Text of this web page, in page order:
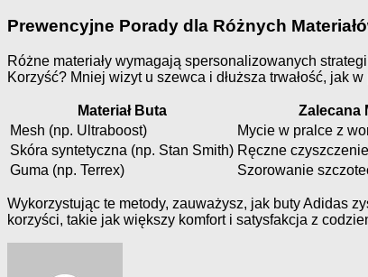
Prewencyjne Porady dla Różnych
Różne materiały wymagają spersonalizowanych
Korzyść? Mniej wizyt u szewca i dłuższa trwałość, jak
Materiał Buta Zalecana
Mesh (np. Ultraboost)
Mycie w pralce z
Skóra syntetyczna (np. Stan Smith) Ręczne
Guma (np. Terrex)
Szorowanie
Wykorzystując te metody, zauważysz, jak buty Adidas
korzyści, takie jak większy komfort i satysfakcja z